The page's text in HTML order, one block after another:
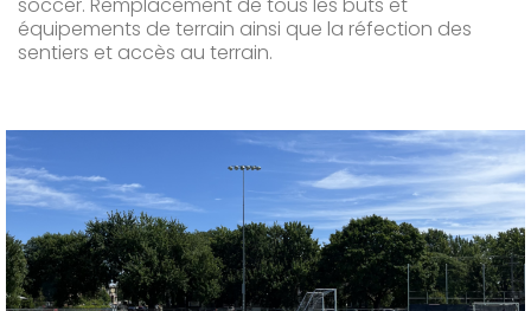
soccer. Remplacement de tous les buts et
équipements de terrain ainsi que la réfection des
sentiers et accès au terrain.